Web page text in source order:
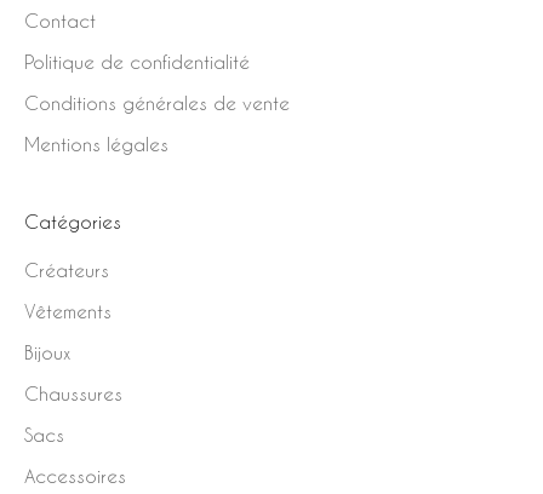
Contact
Politique de confidentialité
Conditions générales de vente
Mentions légales
Catégories
Créateurs
Vêtements
Bijoux
Chaussures
Sacs
Accessoires